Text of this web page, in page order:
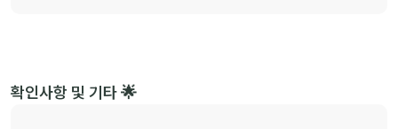
확인사항 및 기타 🌟